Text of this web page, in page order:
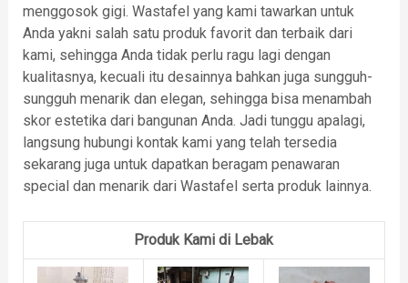
menggosok gigi. Wastafel yang kami tawarkan untuk
Anda yakni salah satu produk favorit dan terbaik dari
kami, sehingga Anda tidak perlu ragu lagi dengan
kualitasnya, kecuali itu desainnya bahkan juga sungguh-
sungguh menarik dan elegan, sehingga bisa menambah
skor estetika dari bangunan Anda. Jadi tunggu apalagi,
langsung hubungi kontak kami yang telah tersedia
sekarang juga untuk dapatkan beragam penawaran
special dan menarik dari Wastafel serta produk lainnya.
Produk Kami di Lebak